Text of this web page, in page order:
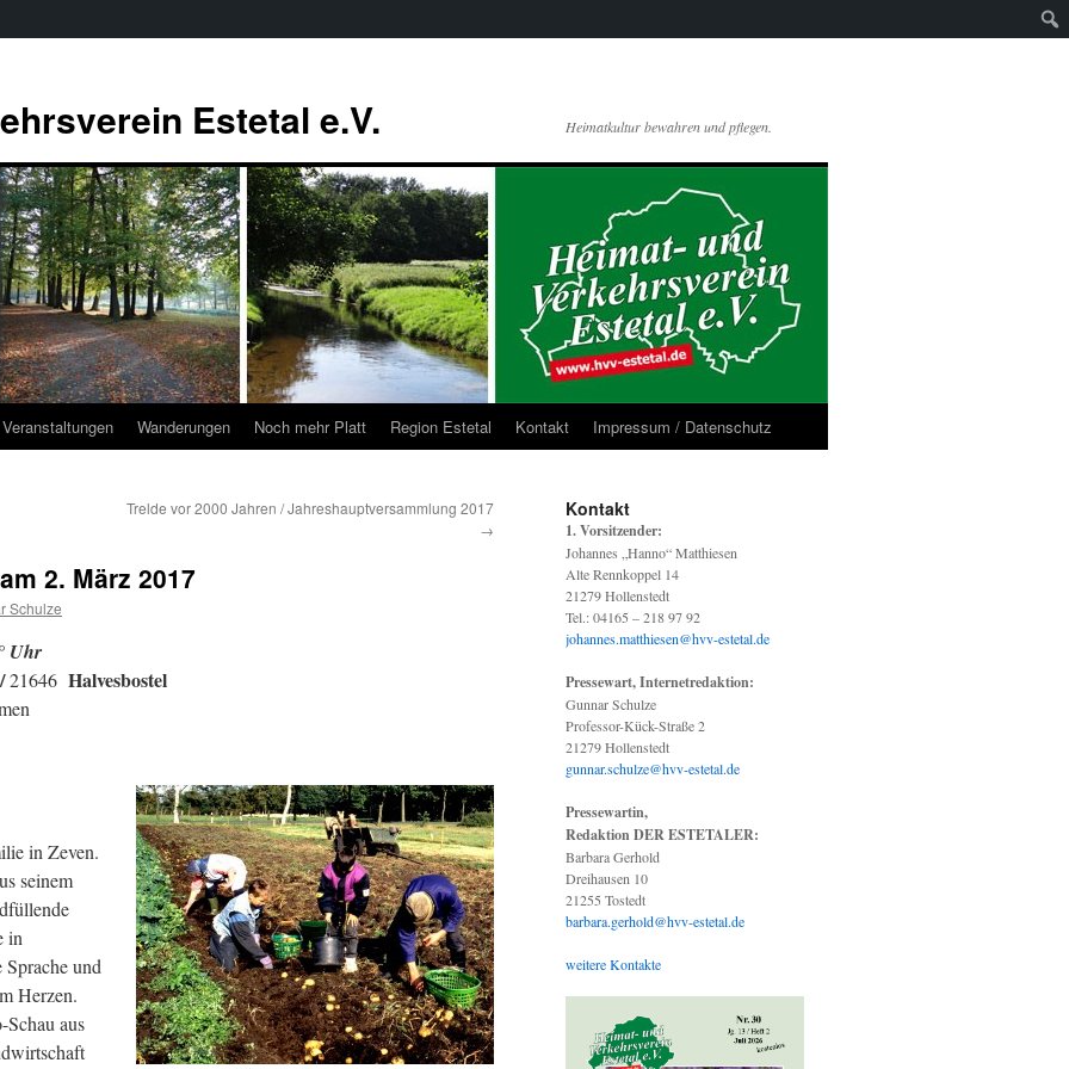
Estetal e.V. Heimatkultur bewahren und pflegen.
Veranstaltungen Wanderungen Noch mehr Platt Region Estetal Kontakt Impressum / Datenschutz
Trelde vor 2000 Jahren / Jahreshauptversammlung 2017
→
2. März 2017
Schulze
Uhr
21646 Halvesbostel
in Zeven.
seinem
in
und
Herzen.
aus
Kontakt
1. Vorsitzender:
Johannes „Hanno“ Matthiesen
Alte Rennkoppel 14
21279 Hollenstedt
Tel.: 04165 – 218 97 92
johannes.matthiesen@hvv-estetal.de
Pressewart, Internetredaktion:
Gunnar Schulze
Professor-Kück-Straße 2
21279 Hollenstedt
gunnar.schulze@hvv-estetal.de
Pressewartin,
Redaktion DER ESTETALER:
Barbara Gerhold
Dreihausen 10
21255 Tostedt
barbara.gerhold@hvv-estetal.de
weitere Kontakte